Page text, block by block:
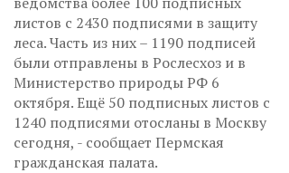
листов с 2430 подписями в защиту
леса. Часть из них – 1190 подписей
были отправлены в Рослесхоз и в
Министерство природы РФ 6
октября. Ещё 50 подписных листов с
1240 подписями отосланы в Москву
сегодня, - сообщает Пермская
гражданская палата.